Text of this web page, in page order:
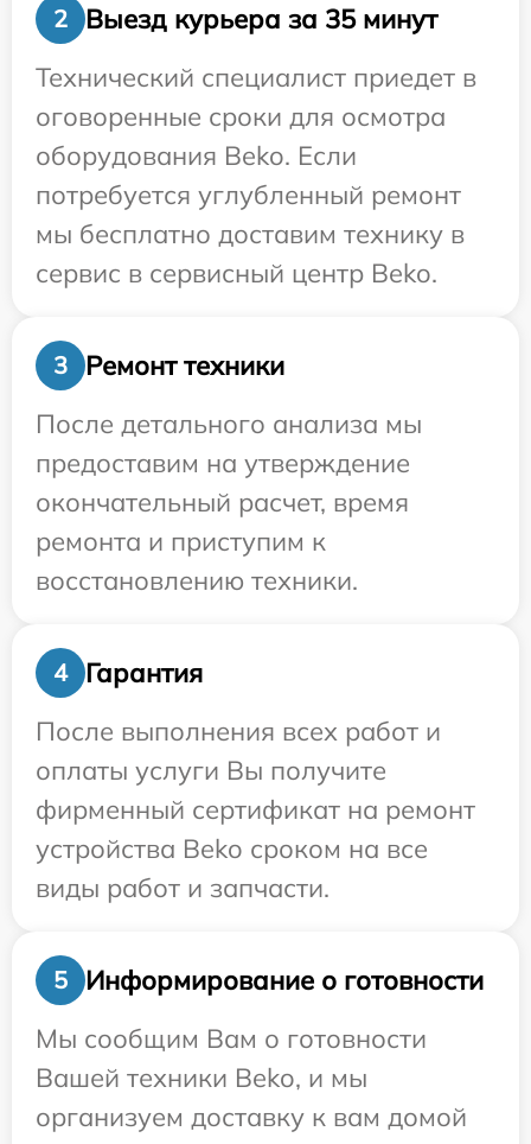
2
Выезд курьера за 35 минут
Технический специалист приедет в
оговоренные сроки для осмотра
оборудования Beko. Если
потребуется углубленный ремонт
мы бесплатно доставим технику в
сервис в сервисный центр Beko.
3
Ремонт техники
После детального анализа мы
предоставим на утверждение
окончательный расчет, время
ремонта и приступим к
восстановлению техники.
4
Гарантия
После выполнения всех работ и
оплаты услуги Вы получите
фирменный сертификат на ремонт
устройства Beko сроком на все
виды работ и запчасти.
5
Информирование о готовности
Мы сообщим Вам о готовности
Вашей техники Beko, и мы
организуем доставку к вам домой